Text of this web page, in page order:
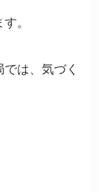
。
は、気づく